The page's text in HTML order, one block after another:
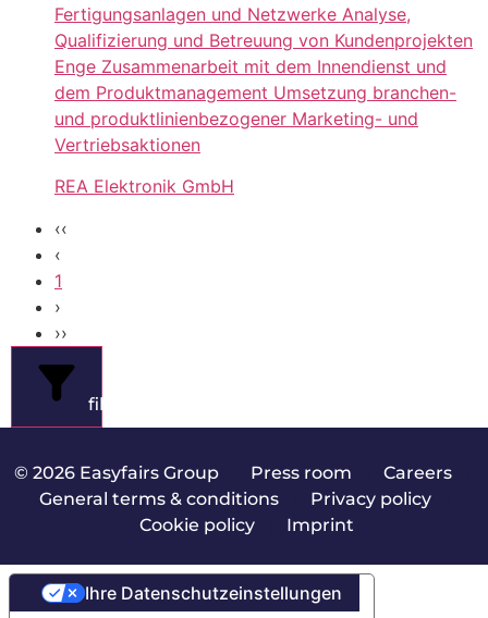
Fertigungsanlagen und Netzwerke Analyse,
Qualifizierung und Betreuung von Kundenprojekten
Enge Zusammenarbeit mit dem Innendienst und
dem Produktmanagement Umsetzung branchen-
und produktlinienbezogener Marketing- und
Vertriebsaktionen
REA Elektronik GmbH
‹‹
‹
1
›
››
filters
© 2026 Easyfairs Group| Press room Careers|
General terms & conditions| Privacy policy|
Cookie policy| Imprint
Ihre Datenschutzeinstellungen